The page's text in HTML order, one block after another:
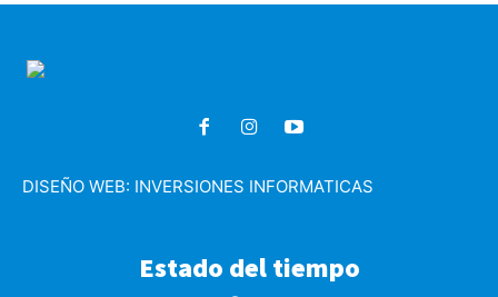
DISEÑO WEB: INVERSIONES INFORMATICAS
Estado del tiempo